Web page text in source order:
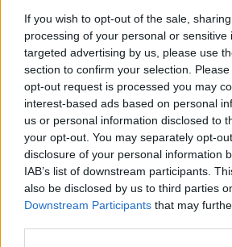
If you wish to opt-out of the sale,
processing of your personal or sensitive
targeted advertising by us, please use
section to confirm your selection.
opt-out request is processed you may
interest-based ads based on personal
us or personal information disclosed to
your opt-out. You may separately opt-
disclosure of your personal information
IAB’s list of downstream participants.
also be disclosed by us to third parties
Downstream Participants that may
«`
AUTOR
Staff